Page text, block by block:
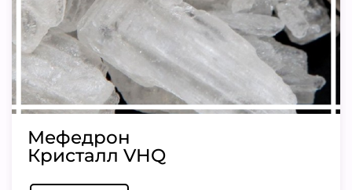
Мефедрон
Кристалл VHQ